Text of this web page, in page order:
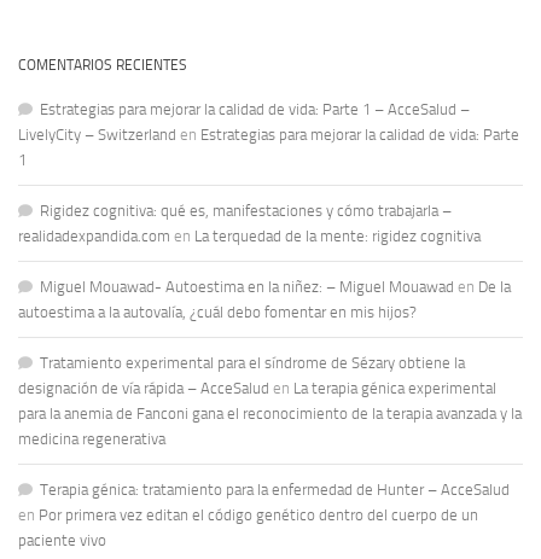
COMENTARIOS RECIENTES
Estrategias para mejorar la calidad de vida: Parte 1 – AcceSalud –
LivelyCity – Switzerland en Estrategias para mejorar la calidad de vida: Parte
1
Rigidez cognitiva: qué es, manifestaciones y cómo trabajarla –
realidadexpandida.com en La terquedad de la mente: rigidez cognitiva
Miguel Mouawad- Autoestima en la niñez: – Miguel Mouawad en De la
autoestima a la autovalía, ¿cuál debo fomentar en mis hijos?
Tratamiento experimental para el síndrome de Sézary obtiene la
designación de vía rápida – AcceSalud en La terapia génica experimental
para la anemia de Fanconi gana el reconocimiento de la terapia avanzada y la
medicina regenerativa
Terapia génica: tratamiento para la enfermedad de Hunter – AcceSalud
en Por primera vez editan el código genético dentro del cuerpo de un
paciente vivo